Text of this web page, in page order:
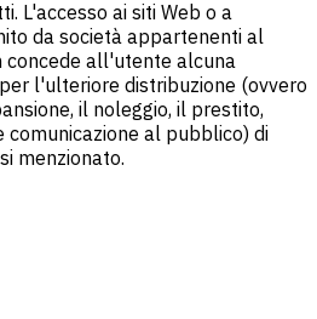
L'accesso ai siti Web o a
da società appartenenti al
concede all'utente alcuna
l'ulteriore distribuzione (ovvero
il noleggio, il prestito,
al pubblico) di
menzionato.